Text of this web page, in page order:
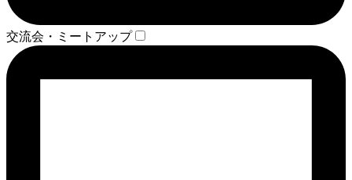
交流会・ミートアップ